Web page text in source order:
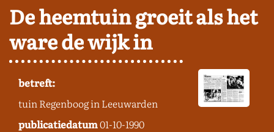
De heemtuin groeit als het
ware de wijk in
betreft:
tuin Regenboog in Leeuwarden
publicatiedatum01-10-1990